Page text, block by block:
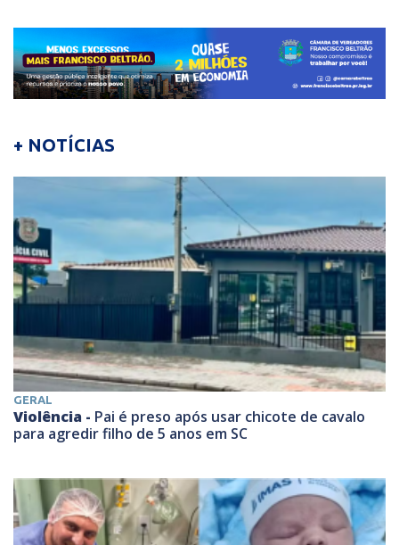
+ NOTÍCIAS
GERAL
Violência - Pai é preso após usar chicote de cavalo
para agredir filho de 5 anos em SC